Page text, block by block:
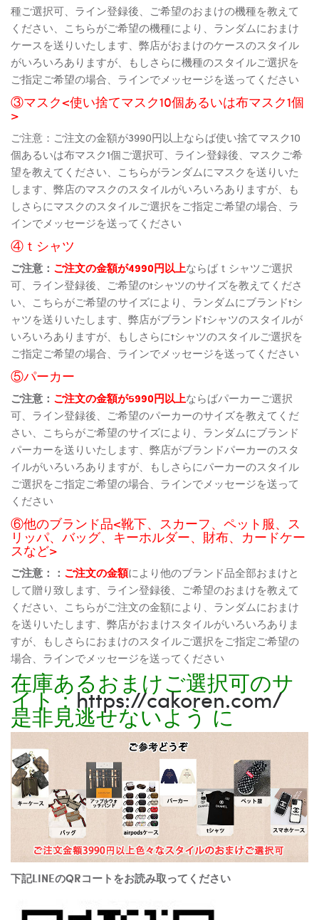
種ご選択可、ライン登録後、ご希望のおまけの機種を教えて
ください、こちらがご希望の機種により、ランダムにおまけ
ケースを送りいたします、弊店がおまけのケースのスタイル
がいろいろありますが、もしさらに機種のスタイルご選択を
ご指定ご希望の場合、ラインでメッセージを送ってください
③マスク<使い捨てマスク10個あるいは布マスク1個
>
ご注意：ご注文の金額が3990円以上ならば使い捨てマスク10
個あるいは布マスク1個ご選択可、ライン登録後、マスクご希
望を教えてください、こちらがランダムにマスクを送りいた
します、弊店のマスクのスタイルがいろいろありますが、も
しさらにマスクのスタイルご選択をご指定ご希望の場合、ラ
インでメッセージを送ってください
④ｔシャツ
ご注意： ご注文の金額が4990円以上ならばｔシャツご選択
可、ライン登録後、ご希望のtシャツのサイズを教えてくださ
い、こちらがご希望のサイズにより、ランダムにブランドtシ
ャツを送りいたします、弊店がブランドtシャツのスタイルが
いろいろありますが、もしさらにtシャツのスタイルご選択を
ご指定ご希望の場合、ラインでメッセージを送ってください
⑤パーカー
ご注意： ご注文の金額が5990円以上ならばパーカーご選択
可、ライン登録後、ご希望のパーカーのサイズを教えてくだ
さい、こちらがご希望のサイズにより、ランダムにブランド
パーカーを送りいたします、弊店がブランドパーカーのスタ
イルがいろいろありますが、もしさらにパーカーのスタイル
ご選択をご指定ご希望の場合、ラインでメッセージを送って
ください
⑥他のブランド品<靴下、スカーフ、ペット服、ス
リッパ、バッグ、キーホルダー、財布、カードケー
スなど>
ご注意：： ご注文の金額により他のブランド品全部おまけと
して贈り致します、ライン登録後、ご希望のおまけを教えて
ください、こちらがご注文の金額により、ランダムにおまけ
を送りいたします、弊店がおまけスタイルがいろいろありま
すが、もしさらにおまけのスタイルご選択をご指定ご希望の
場合、ラインでメッセージを送ってください
在庫あるおまけご選択可のサ
イト：https://cakoren.com/
是非見逃せないよう に
下記LINEのQRコートをお読み取ってください